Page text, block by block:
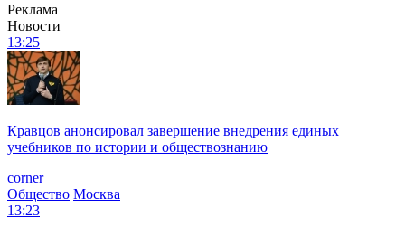
Реклама
Новости
13:25
Кравцов анонсировал завершение внедрения единых
учебников по истории и обществознанию
corner
Общество Москва
13:23